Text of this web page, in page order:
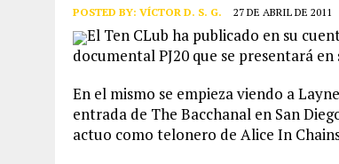
28 DE JULIO DE 2026 | JEFF AMENT PUBLICA SINCE
POSTED BY: VÍCTOR D. S. G. 27 DE ABRIL DE 2011
El Ten CLub ha publicado en su
documental PJ20 que se presentará
En el mismo se empieza viendo a
entrada de The Bacchanal en San
actuo como telonero de Alice In